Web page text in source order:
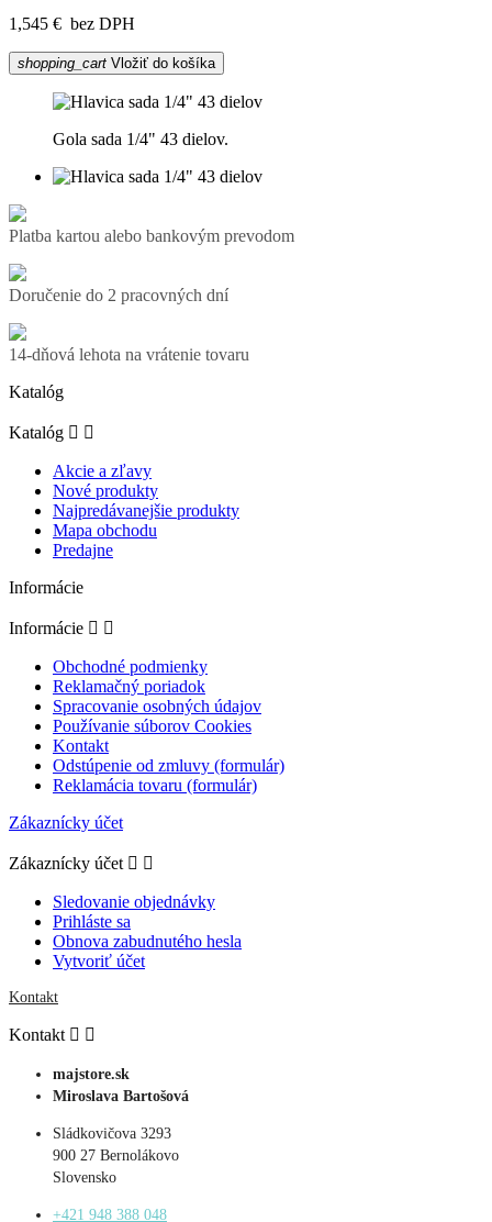
1,545 € bez DPH
shopping_cart Vložiť do košíka
Gola sada 1/4" 43 dielov.
Platba kartou alebo bankovým prevodom
Doručenie do 2 pracovných dní
14-dňová lehota na vrátenie tovaru
Katalóg
Katalóg  
Akcie a zľavy
Nové produkty
Najpredávanejšie produkty
Mapa obchodu
Predajne
Informácie
Informácie  
Obchodné podmienky
Reklamačný poriadok
Spracovanie osobných údajov
Používanie súborov Cookies
Kontakt
Odstúpenie od zmluvy (formulár)
Reklamácia tovaru (formulár)
Zákaznícky účet
Zákaznícky účet  
Sledovanie objednávky
Prihláste sa
Obnova zabudnutého hesla
Vytvoriť účet
Kontakt
Kontakt  
majstore.sk
Miroslava Bartošová
Sládkovičova 3293
900 27 Bernolákovo
Slovensko
+421 948 388 048